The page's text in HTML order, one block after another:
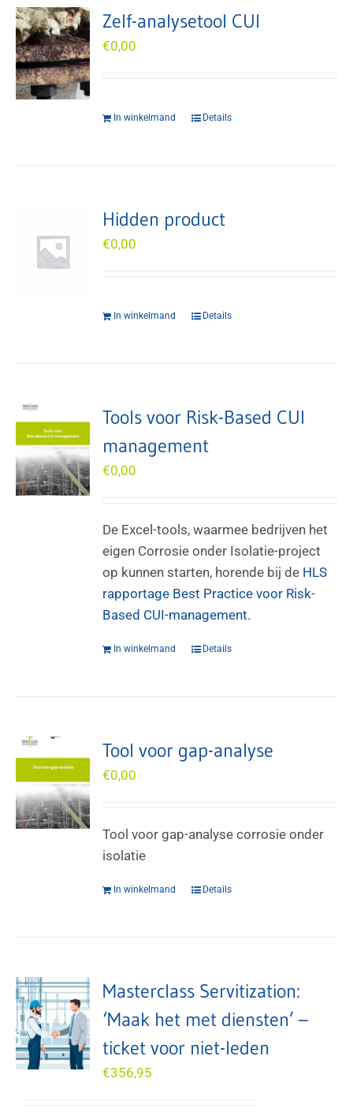
Zelf-analysetool CUI
€0,00
In winkelmand Details
Hidden product
€0,00
In winkelmand Details
Tools voor Risk-Based CUI
management
€0,00
De Excel-tools, waarmee bedrijven het
eigen Corrosie onder Isolatie-project
op kunnen starten, horende bij de HLS
rapportage Best Practice voor Risk-
Based CUI-management.
In winkelmand Details
Tool voor gap-analyse
€0,00
Tool voor gap-analyse corrosie onder
isolatie
In winkelmand Details
Masterclass Servitization:
‘Maak het met diensten’ –
ticket voor niet-leden
€356,95